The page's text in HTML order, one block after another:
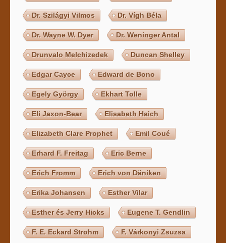
Dr. Szilágyi Vilmos Dr. Vígh Béla
Dr. Wayne W. Dyer Dr. Weninger Antal
Drunvalo Melchizedek Duncan Shelley
Edgar Cayce Edward de Bono
Egely György Ekhart Tolle
Eli Jaxon-Bear Elisabeth Haich
Elizabeth Clare Prophet Emil Coué
Erhard F. Freitag Eric Berne
Erich Fromm Erich von Däniken
Erika Johansen Esther Vilar
Esther és Jerry Hicks Eugene T. Gendlin
F. E. Eckard Strohm F. Várkonyi Zsuzsa